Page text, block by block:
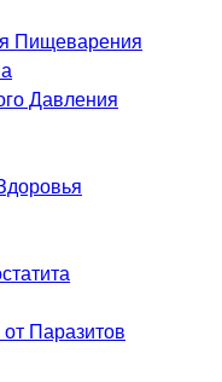
Пищеварения
Давления
Паразитов